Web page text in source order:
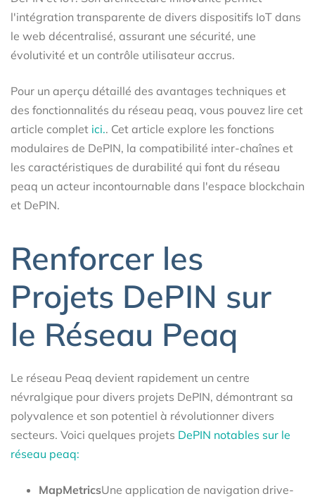
l'intégration transparente de divers dispositifs IoT dans
le web décentralisé, assurant une sécurité, une
évolutivité et un contrôle utilisateur accrus.
Pour un aperçu détaillé des avantages techniques et
des fonctionnalités du réseau peaq, vous pouvez lire cet
article complet ici.. Cet article explore les fonctions
modulaires de DePIN, la compatibilité inter-chaînes et
les caractéristiques de durabilité qui font du réseau
peaq un acteur incontournable dans l'espace blockchain
et DePIN.
Renforcer les
Projets DePIN sur
le Réseau Peaq
Le réseau Peaq devient rapidement un centre
névralgique pour divers projets DePIN, démontrant sa
polyvalence et son potentiel à révolutionner divers
secteurs. Voici quelques projets DePIN notables sur le
réseau peaq:
MapMetricsUne application de navigation drive-